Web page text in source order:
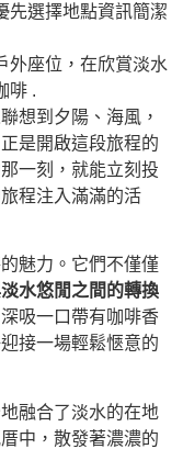
先選擇地點資訊簡潔
外座位，在欣賞淡水
啡 .
想到夕陽、海風，
正是開啟這段旅程的
一刻，就能立刻投
程注入滿滿的活
魅力。它們不僅僅
水悠閒之間的轉換
吸一口帶有咖啡香
接一場輕鬆愜意的
融合了淡水的在地
中，散發著濃濃的